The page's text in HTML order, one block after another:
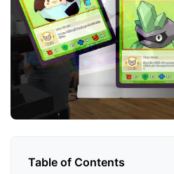
Table of Contents